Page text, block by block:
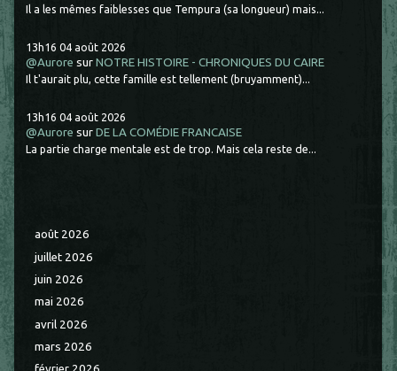
Il a les mêmes faiblesses que Tempura (sa longueur) mais...
13h16 04 août 2026
@Aurore surNOTRE HISTOIRE - CHRONIQUES DU CAIRE
Il t'aurait plu, cette famille est tellement (bruyamment)...
13h16 04 août 2026
@Aurore surDE LA COMÉDIE FRANCAISE
La partie charge mentale est de trop. Mais cela reste de...
août 2026
juillet 2026
juin 2026
mai 2026
avril 2026
mars 2026